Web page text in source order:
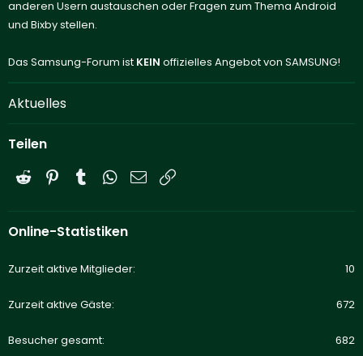
anderen Usern austauschen oder Fragen zum Thema Android
und Bixby stellen.
Das Samsung-Forum ist KEIN offizielles Angebot von SAMSUNG!
Aktuelles
Teilen
Reddit PinterestTumblrWhatsApp
E-Mail
Online-Statistiken
Zurzeit aktive Mitglieder 10
Zurzeit aktive Gäste 672
Besucher gesamt 682